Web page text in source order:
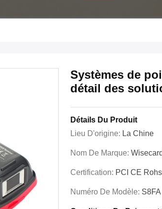
Systèmes de
détail des
Détails Du Produit
Lieu D'origine: La Chine
Nom De Marque: Wisecard
Certification: PCI CE Rohs
Numéro De Modèle: S8FA